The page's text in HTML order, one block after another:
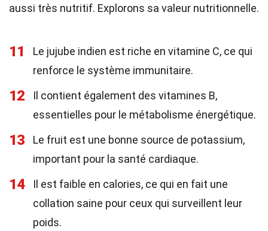
aussi très nutritif. Explorons sa valeur nutritionnelle.
11
Le jujube indien est riche en vitamine C, ce qui
renforce le système immunitaire.
12
Il contient également des vitamines B,
essentielles pour le métabolisme énergétique.
13
Le fruit est une bonne source de potassium,
important pour la santé cardiaque.
14
Il est faible en calories, ce qui en fait une
collation saine pour ceux qui surveillent leur
poids.